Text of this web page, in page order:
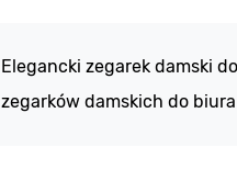
Elegancki zegarek damski
zegarków damskich do biura